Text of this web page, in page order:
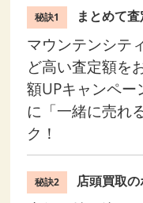
秘訣1 まとめて
マウンテンシテ
ど高い査定額を
額UPキャンペ
に「一緒に売れ
ク！
秘訣2 店頭買取の